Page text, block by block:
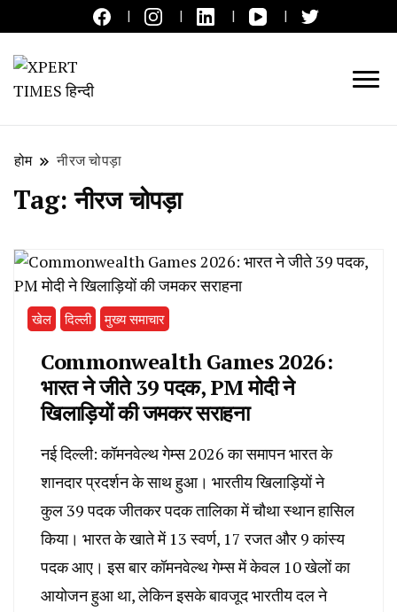
होम नीरज चोपड़ा
Tag:नीरज चोपड़ा
खेल दिल्ली मुख्य समाचार
Commonwealth Games 2026:
भारत ने जीते 39 पदक, PM मोदी ने
खिलाड़ियों की जमकर सराहना
नई दिल्ली: कॉमनवेल्थ गेम्स 2026 का समापन भारत के
शानदार प्रदर्शन के साथ हुआ। भारतीय खिलाड़ियों ने
कुल 39 पदक जीतकर पदक तालिका में चौथा स्थान हासिल
किया। भारत के खाते में 13 स्वर्ण, 17 रजत और 9 कांस्य
पदक आए। इस बार कॉमनवेल्थ गेम्स में केवल 10 खेलों का
आयोजन हुआ था, लेकिन इसके बावजूद भारतीय दल ने